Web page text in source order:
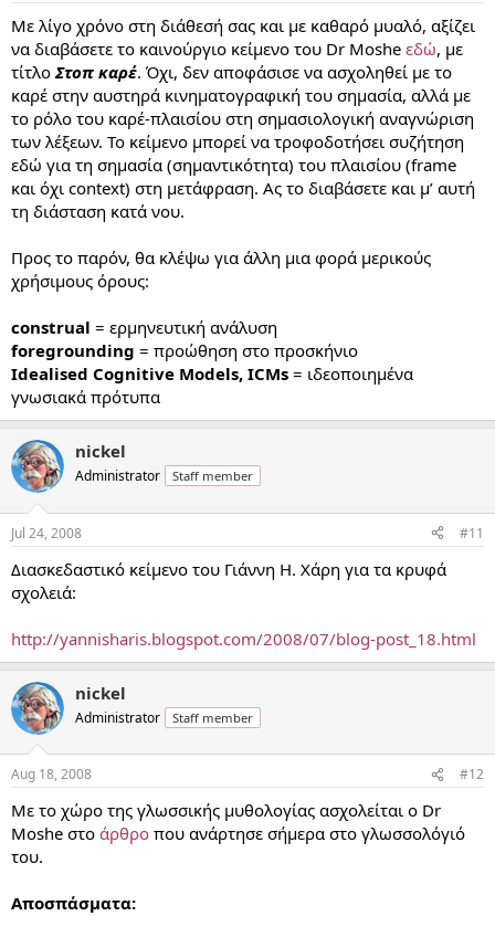
Με λίγο χρόνο στη διάθεσή σας και με καθαρό μυαλό, αξίζει
να διαβάσετε το καινούργιο κείμενο του Dr Moshe εδώ, με
τίτλοΣτοπ καρέ. Όχι, δεν αποφάσισε να ασχοληθεί με το
καρέ στην αυστηρά κινηματογραφική του σημασία, αλλά με
το ρόλο του καρέ-πλαισίου στη σημασιολογική αναγνώριση
των λέξεων. Το κείμενο μπορεί να τροφοδοτήσει συζήτηση
εδώ για τη σημασία (σημαντικότητα) του πλαισίου (frame
και όχι context) στη μετάφραση. Ας το διαβάσετε και μ’ αυτή
τη διάσταση κατά νου.
Προς το παρόν, θα κλέψω για άλλη μια φορά μερικούς
χρήσιμους όρους:
construal = ερμηνευτική ανάλυση
foregrounding = προώθηση στο προσκήνιο
Idealised Cognitive Models, ICMs = ιδεοποιημένα
γνωσιακά πρότυπα
nickel
Administrator Staff member
Jul 24, 2008 #11
Διασκεδαστικό κείμενο του Γιάννη Η. Χάρη για τα κρυφά
σχολειά:
http://yannisharis.blogspot.com/2008/07/blog-post_18.html
nickel
Administrator Staff member
Aug 18, 2008 #12
Με το χώρο της γλωσσικής μυθολογίας ασχολείται ο Dr
Moshe στο άρθρο που ανάρτησε σήμερα στο γλωσσολόγιό
του.
Αποσπάσματα: